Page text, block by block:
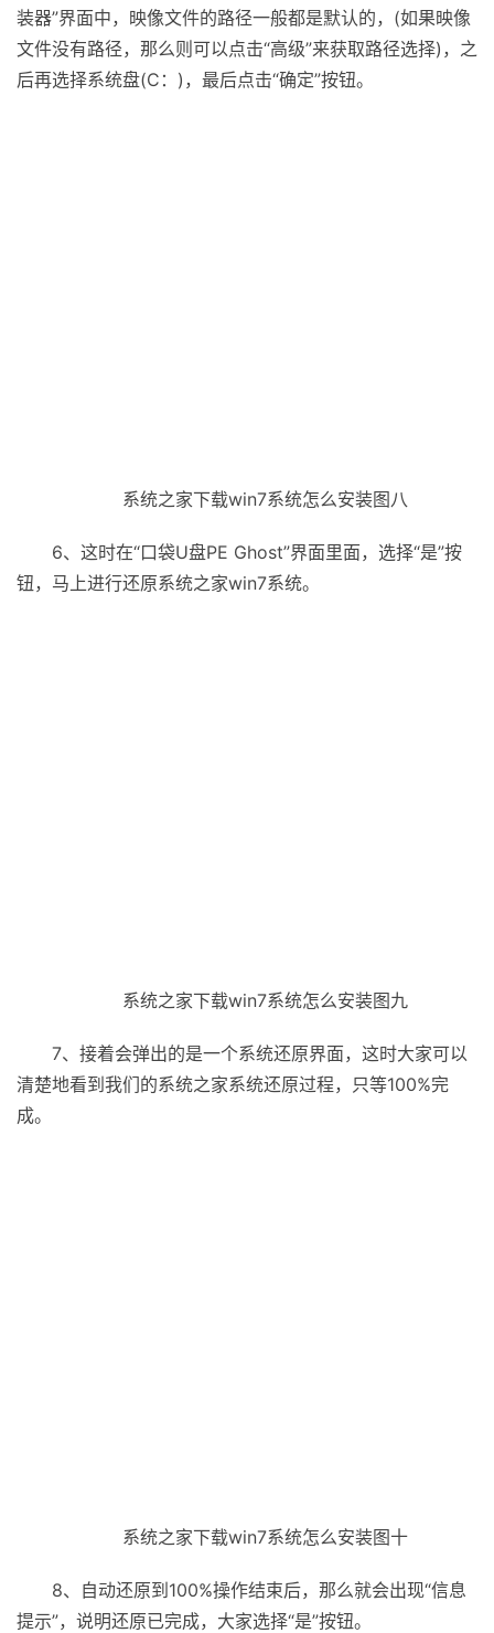
装器”界面中，映像文件的路径一般都是默认的，(如果映像
文件没有路径，那么则可以点击“高级”来获取路径选择)，之
后再选择系统盘(C：)，最后点击“确定”按钮。
系统之家下载win7系统怎么安装图八
6、这时在“口袋U盘PE Ghost”界面里面，选择“是”按
钮，马上进行还原系统之家win7系统。
系统之家下载win7系统怎么安装图九
7、接着会弹出的是一个系统还原界面，这时大家可以
清楚地看到我们的系统之家系统还原过程，只等100%完
成。
系统之家下载win7系统怎么安装图十
8、自动还原到100%操作结束后，那么就会出现“信息
提示”，说明还原已完成，大家选择“是”按钮。